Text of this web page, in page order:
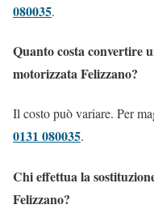
080035.
Quanto costa convertire
motorizzata Felizzano?
Il costo può variare. Per
0131 080035.
Chi effettua la
Felizzano?